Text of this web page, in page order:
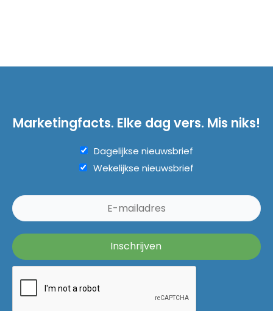
Marketingfacts. Elke dag vers. Mis niks!
Dagelijkse nieuwsbrief
Wekelijkse nieuwsbrief